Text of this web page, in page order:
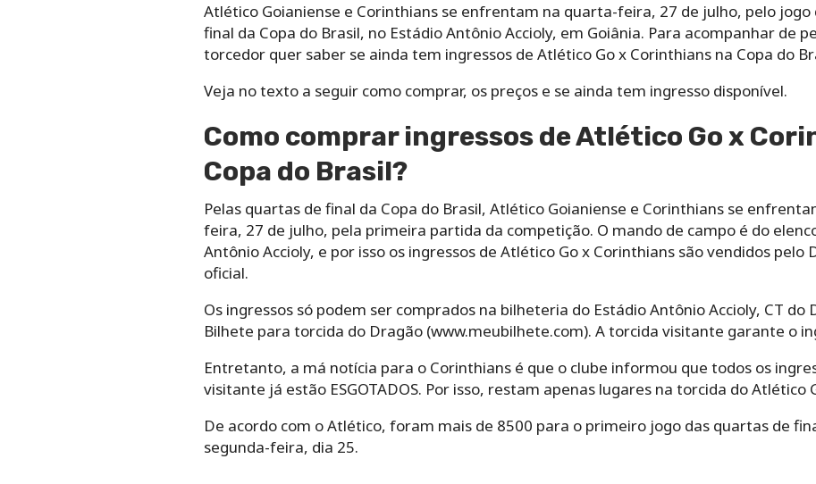
Atlético Goianiense e Corinthians se enfrentam na quarta-feira, 27 de julho, pelo jogo
final da Copa do Brasil, no Estádio Antônio Accioly, em Goiânia. Para acompanhar de
torcedor quer saber se ainda tem ingressos de Atlético Go x Corinthians na Copa do
Veja no texto a seguir como comprar, os preços e se ainda tem ingresso disponível.
Como comprar ingressos de Atlético Go x
Copa do Brasil?
Pelas quartas de final da Copa do Brasil, Atlético Goianiense e Corinthians se
feira, 27 de julho, pela primeira partida da competição. O mando de campo é do
Antônio Accioly, e por isso os ingressos de Atlético Go x Corinthians são vendidos pelo
oficial.
Os ingressos só podem ser comprados na bilheteria do Estádio Antônio Accioly, CT do
Bilhete para torcida do Dragão (www.meubilhete.com). A torcida visitante garante o
Entretanto, a má notícia para o Corinthians é que o clube informou que todos os
visitante já estão ESGOTADOS. Por isso, restam apenas lugares na torcida do Atlético
De acordo com o Atlético, foram mais de 8500 para o primeiro jogo das quartas de
segunda-feira, dia 25.